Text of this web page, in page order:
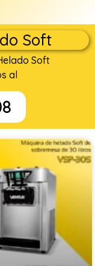
Soft
Soft
al